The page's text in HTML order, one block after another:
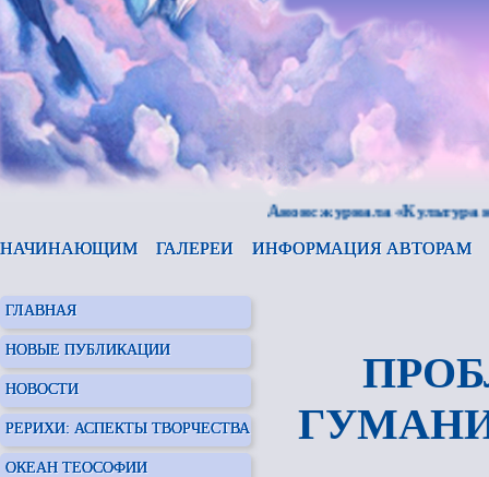
Анонс журнала «Культура и
НАЧИНАЮЩИМ ГАЛЕРЕИ ИНФОРМАЦИЯ АВТОРАМ
ГЛАВНАЯ
НОВЫЕ ПУБЛИКАЦИИ
НОВОСТИ
РЕРИХИ: АСПЕКТЫ ТВОРЧЕСТВА
ОКЕАН ТЕОСОФИИ